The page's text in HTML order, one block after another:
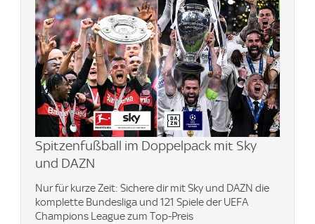
Spitzenfußball im Doppelpack mit Sky
und DAZN
Nur für kurze Zeit: Sichere dir mit Sky und DAZN die
komplette Bundesliga und 121 Spiele der UEFA
Champions League zum Top-Preis